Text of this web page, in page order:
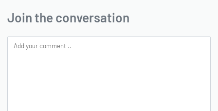
Join the conversation